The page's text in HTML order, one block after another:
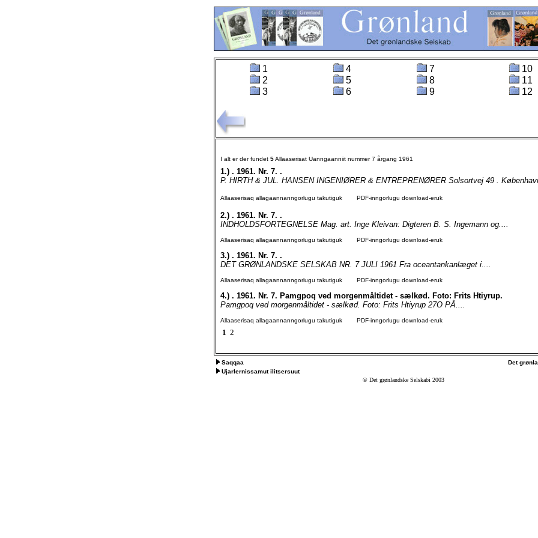
1
2
3
4
5
6
7
8
9
10
11
12
I alt er der fundet 5Allaaserisat Uanngaanniit nummer 7 årgang 1961
1.) . 1961. Nr. 7. .
P. HIRTH & JUL. HANSEN INGENIØRER & ENTREPRENØRER Solsortvej 49 .
Allaaserisaq allagaannanngorlugu takutiguk PDF-inngorlugu download-eruk
2.) . 1961. Nr. 7. .
INDHOLDSFORTEGNELSE Mag. art. Inge Kleivan: Digteren B. S. Ingemann og....
Allaaserisaq allagaannanngorlugu takutiguk PDF-inngorlugu download-eruk
3.) . 1961. Nr. 7. .
DET GRØNLANDSKE SELSKAB NR. 7 JULI 1961 Fra oceantankanlæget i....
Allaaserisaq allagaannanngorlugu takutiguk PDF-inngorlugu download-eruk
4.) . 1961. Nr. 7. Pamgpoq ved morgenmåltidet - sælkød. Foto: Frits Htiyrup.
Pamgpoq ved morgenmåltidet - sælkød. Foto: Frits Htiyrup 27O PÅ....
Allaaserisaq allagaannanngorlugu takutiguk PDF-inngorlugu download-eruk
1 2
Saqqaa
Det
Ujarlernissamut ilitsersuut
© Det grønlandske Selskabi 2003